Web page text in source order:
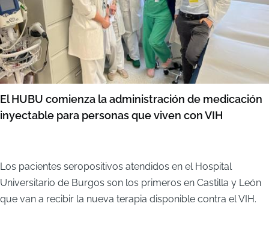
El HUBU comienza la administración de medicación
inyectable para personas que viven con VIH
Los pacientes seropositivos atendidos en el Hospital
Universitario de Burgos son los primeros en Castilla y León
que van a recibir la nueva terapia disponible contra el VIH.